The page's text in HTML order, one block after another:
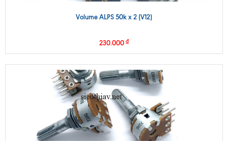
Volume ALPS 50k x 2 (V12)
230.000 ₫